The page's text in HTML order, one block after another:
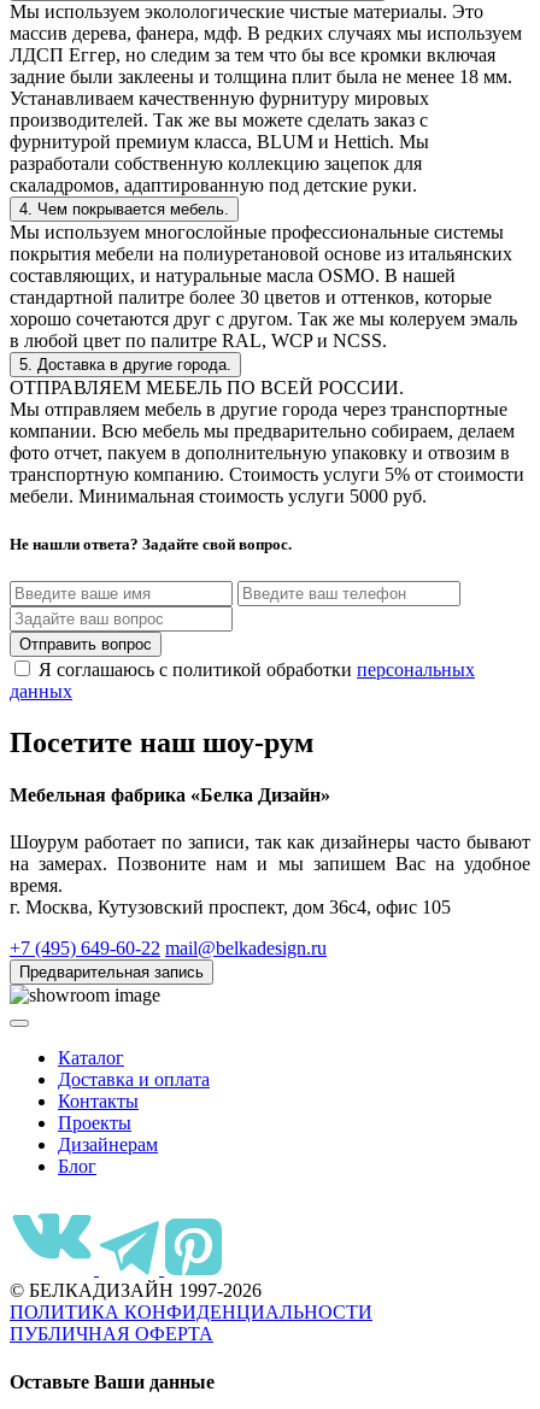
Мы используем эколологические чистые материалы. Это
массив дерева, фанера, мдф. В редких случаях мы используем
ЛДСП Еггер, но следим за тем что бы все кромки включая
задние были заклеены и толщина плит была не менее 18 мм.
Устанавливаем качественную фурнитуру мировых
производителей. Так же вы можете сделать заказ с
фурнитурой премиум класса, BLUM и Hettich. Мы
разработали собственную коллекцию зацепок для
скаладромов, адаптированную под детские руки.
4. Чем покрывается мебель.
Мы используем многослойные профессиональные системы
покрытия мебели на полиуретановой основе из итальянских
составляющих, и натуральные масла OSMO. В нашей
стандартной палитре более 30 цветов и оттенков, которые
хорошо сочетаются друг с другом. Так же мы колеруем эмаль
в любой цвет по палитре RAL, WCP и NCSS.
5. Доставка в другие города.
ОТПРАВЛЯЕМ МЕБЕЛЬ ПО ВСЕЙ РОССИИ.
Мы отправляем мебель в другие города через транспортные
компании. Всю мебель мы предварительно собираем, делаем
фото отчет, пакуем в дополнительную упаковку и отвозим в
транспортную компанию. Стоимость услуги 5% от стоимости
мебели. Минимальная стоимость услуги 5000 руб.
Не нашли ответа? Задайте свой вопрос.
Отправить вопрос
Я соглашаюсь с политикой обработки персональных
данных
Посетите наш шоу-рум
Мебельная фабрика «Белка Дизайн»
Шоурум работает по записи, так как дизайнеры часто бывают
на замерах. Позвоните нам и мы запишем Вас на удобное
время.
г. Москва, Кутузовский проспект, дом 36с4, офис 105
+7 (495) 649-60-22 mail@belkadesign.ru
Предварительная запись
Каталог
Доставка и оплата
Контакты
Проекты
Дизайнерам
Блог
© БЕЛКАДИЗАЙН 1997-2026
ПОЛИТИКА КОНФИДЕНЦИАЛЬНОСТИ
ПУБЛИЧНАЯ ОФЕРТА
Оставьте Ваши данные